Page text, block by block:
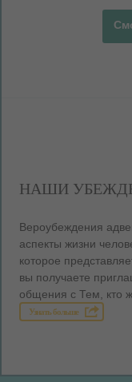
НАШИ
Вероубеждения
аспекты жизни
которое
вы получаете
общения с Тем, кто
Узнать больше